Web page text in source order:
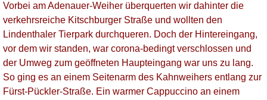
Vorbei am Adenauer-Weiher überquerten wir dahinter die
verkehrsreiche Kitschburger Straße und wollten den
Lindenthaler Tierpark durchqueren. Doch der Hintereingang,
vor dem wir standen, war corona-bedingt verschlossen und
der Umweg zum geöffneten Haupteingang war uns zu lang.
So ging es an einem Seitenarm des Kahnweihers entlang zur
Fürst-Pückler-Straße. Ein warmer Cappuccino an einem